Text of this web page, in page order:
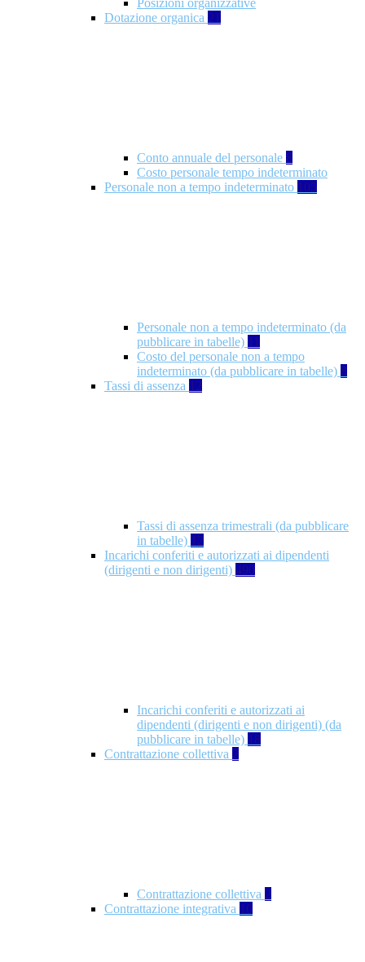
Posizioni organizzative
Dotazione organica 21
Conto annuale del personale 8
Costo personale tempo indeterminato
Personale non a tempo indeterminato 105
Personale non a tempo indeterminato (da
pubblicare in tabelle) 11
Costo del personale non a tempo
indeterminato (da pubblicare in tabelle) 8
Tassi di assenza 12
Tassi di assenza trimestrali (da pubblicare
in tabelle) 12
Incarichi conferiti e autorizzati ai dipendenti
(dirigenti e non dirigenti) 490
Incarichi conferiti e autorizzati ai
dipendenti (dirigenti e non dirigenti) (da
pubblicare in tabelle) 18
Contrattazione collettiva 2
Contrattazione collettiva 2
Contrattazione integrativa 10